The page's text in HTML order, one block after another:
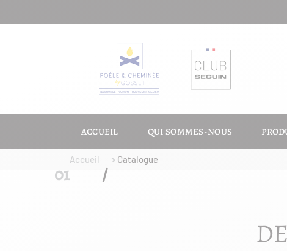
ACCUEIL QUI SOMMES-NOUS
Accueil Catalogue